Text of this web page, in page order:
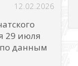
12.02.2026
29 июля
по данным